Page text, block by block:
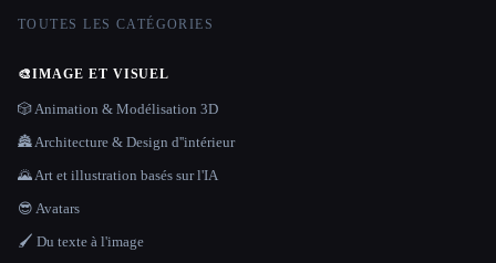
TOUTES LES CATÉGORIES
🎨IMAGE ET VISUEL
🎲 Animation & Modélisation 3D
🏯 Architecture & Design d''intérieur
🌄 Art et illustration basés sur l'IA
😎 Avatars
🖌️ Du texte à l'image